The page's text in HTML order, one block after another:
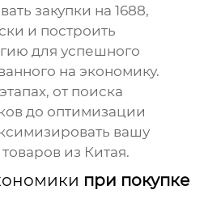
закупки на1688,
и построить
для успешного
наэкономику.
от поиска
до оптимизации
вашу
из Китая.
при покупке